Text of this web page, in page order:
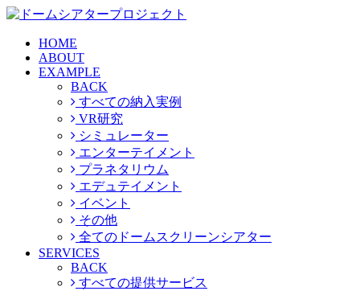
HOME
ABOUT
EXAMPLE
BACK
すべての納入実例
VR研究
シミュレーター
エンターテイメント
プラネタリウム
エデュテイメント
イベント
その他
全てのドームスクリーンシアター
SERVICES
BACK
すべての提供サービス